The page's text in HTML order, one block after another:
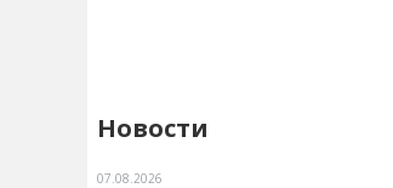
Новости
07.08.2026